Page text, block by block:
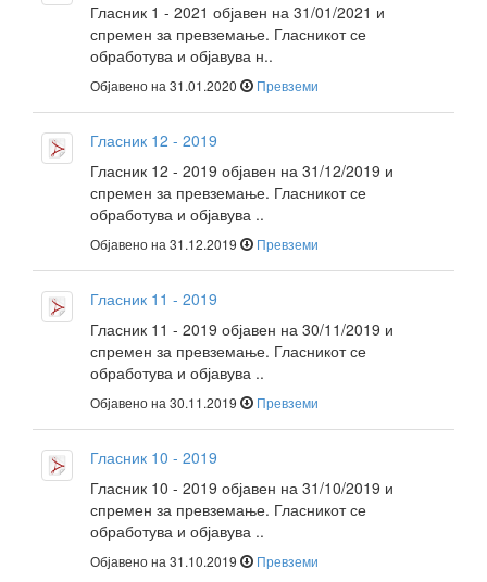
Гласник 1 - 2021 објавен на 31/01/2021 и
спремен за превземање. Гласникот се
обработува и објавува н..
Објавено на 31.01.2020 Превземи
Гласник 12 - 2019
Гласник 12 - 2019 објавен на 31/12/2019 и
спремен за превземање. Гласникот се
обработува и објавува ..
Објавено на 31.12.2019 Превземи
Гласник 11 - 2019
Гласник 11 - 2019 објавен на 30/11/2019 и
спремен за превземање. Гласникот се
обработува и објавува ..
Објавено на 30.11.2019 Превземи
Гласник 10 - 2019
Гласник 10 - 2019 објавен на 31/10/2019 и
спремен за превземање. Гласникот се
обработува и објавува ..
Објавено на 31.10.2019 Превземи